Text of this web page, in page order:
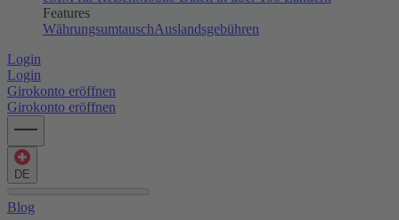
Features
WährungsumtauschAuslandsgebühren
Login
Login
Girokonto eröffnen
Girokonto eröffnen
DE
Blog